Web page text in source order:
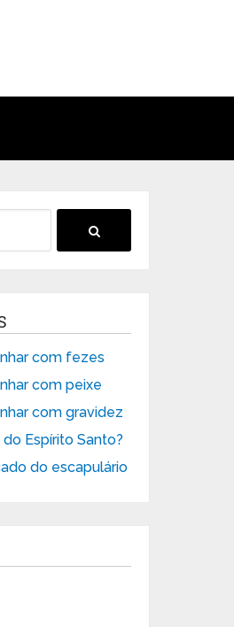
com fezes
com peixe
com gravidez
Espírito Santo?
do escapulário